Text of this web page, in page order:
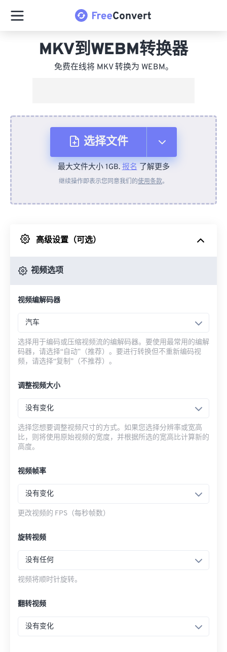
MKV到WEBM转换器
免费在线将 MKV 转换为 WEBM。
选择文件
从设备
来自 Google Drive
最大文件大小 1GB.报名了解更多
继续操作即表示您同意我们的使用条款。
高级设置（可选）
视频选项
视频编解码器
汽车
选择用于编码或压缩视频流的编解码器。要使用最常用的编解
码器，请选择“自动”（推荐）。要进行转换但不重新编码视
频，请选择“复制”（不推荐）。
调整视频大小
没有变化
选择您想要调整视频尺寸的方式。如果您选择分辨率或宽高
比，则将使用原始视频的宽度，并根据所选的宽高比计算新的
高度。
视频帧率
没有变化
更改视频的 FPS（每秒帧数）
旋转视频
没有任何
视频将顺时针旋转。
翻转视频
没有变化